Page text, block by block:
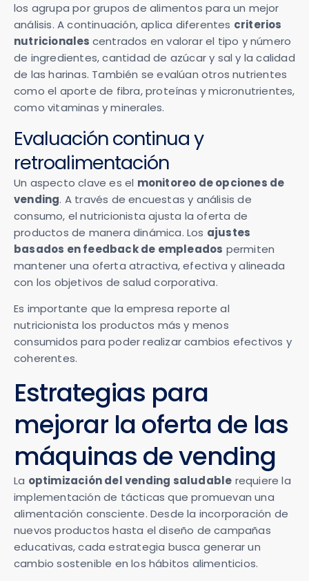
los agrupa por grupos de alimentos para un mejor
análisis. A continuación, aplica diferentes criterios
nutricionales centrados en valorar el tipo y número
de ingredientes, cantidad de azúcar y sal y la calidad
de las harinas. También se evalúan otros nutrientes
como el aporte de fibra, proteínas y micronutrientes,
como vitaminas y minerales.
Evaluación continua y
retroalimentación
Un aspecto clave es el monitoreo de opciones de
vending. A través de encuestas y análisis de
consumo, el nutricionista ajusta la oferta de
productos de manera dinámica. Los ajustes
basados en feedback de empleados permiten
mantener una oferta atractiva, efectiva y alineada
con los objetivos de salud corporativa.
Es importante que la empresa reporte al
nutricionista los productos más y menos
consumidos para poder realizar cambios efectivos y
coherentes.
Estrategias para
mejorar la oferta de las
máquinas de vending
La optimización del vending saludable requiere la
implementación de tácticas que promuevan una
alimentación consciente. Desde la incorporación de
nuevos productos hasta el diseño de campañas
educativas, cada estrategia busca generar un
cambio sostenible en los hábitos alimenticios.